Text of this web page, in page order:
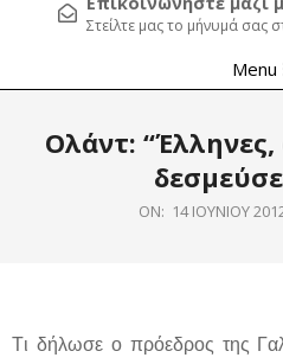
Στείλτε μας το μήνυμά σας
Navigation
Menu
Ολάντ: “Έλληνες,
ON: 14 ΙΟΥΝΊΟΥ
Tι δήλωσε ο πρόεδρος της